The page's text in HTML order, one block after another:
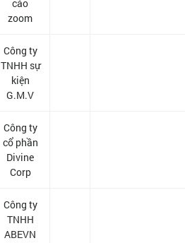
cáo
zoom
Công ty
TNHH sự
kiện
G.M.V
Công ty
cổ phần
Divine
Corp
Công ty
TNHH
ABEVN